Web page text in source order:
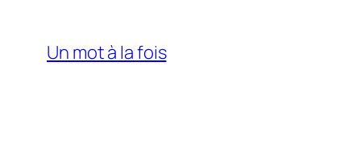
contenu
Un mot à la fois